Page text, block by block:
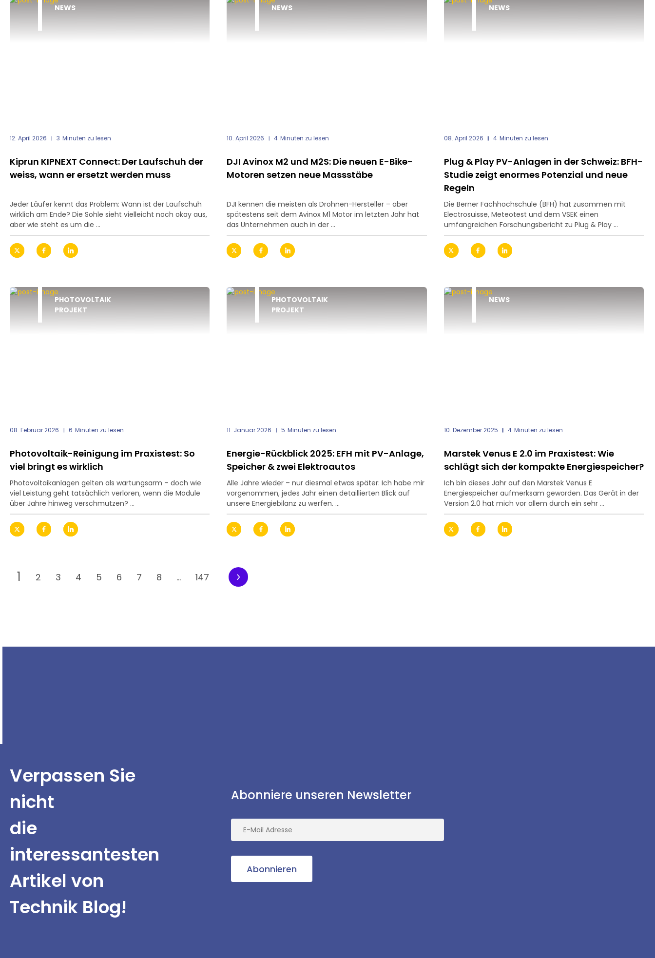
NEWS
12. April 2026 3 Minuten zu lesen
Kiprun KIPNEXT Connect: Der Laufschuh der
weiss, wann er ersetzt werden muss
Jeder Läufer kennt das Problem: Wann ist der Laufschuh
wirklich am Ende? Die Sohle sieht vielleicht noch okay aus,
aber wie steht es um die ...
NEWS
10. April 2026 4 Minuten zu lesen
DJI Avinox M2 und M2S: Die neuen E-Bike-
Motoren setzen neue Massstäbe
DJI kennen die meisten als Drohnen-Hersteller – aber
spätestens seit dem Avinox M1 Motor im letzten Jahr hat
das Unternehmen auch in der ...
NEWS
08. April 2026 4 Minuten zu lesen
Plug & Play PV-Anlagen in der Schweiz: BFH-
Studie zeigt enormes Potenzial und neue
Regeln
Die Berner Fachhochschule (BFH) hat zusammen mit
Electrosuisse, Meteotest und dem VSEK einen
umfangreichen Forschungsbericht zu Plug & Play ...
PHOTOVOLTAIK
PROJEKT
08. Februar 2026 6 Minuten zu lesen
Photovoltaik-Reinigung im Praxistest: So
viel bringt es wirklich
Photovoltaikanlagen gelten als wartungsarm – doch wie
viel Leistung geht tatsächlich verloren, wenn die Module
über Jahre hinweg verschmutzen? ...
PHOTOVOLTAIK
PROJEKT
11. Januar 2026 5 Minuten zu lesen
Energie-Rückblick 2025: EFH mit PV-Anlage,
Speicher & zwei Elektroautos
Alle Jahre wieder – nur diesmal etwas später: Ich habe mir
vorgenommen, jedes Jahr einen detaillierten Blick auf
unsere Energiebilanz zu werfen. ...
NEWS
10. Dezember 2025 4 Minuten zu lesen
Marstek Venus E 2.0 im Praxistest: Wie
schlägt sich der kompakte Energiespeicher?
Ich bin dieses Jahr auf den Marstek Venus E
Energiespeicher aufmerksam geworden. Das Gerät in der
Version 2.0 hat mich vor allem durch ein sehr ...
1 2 3 4 5 6 7 8 ... 147
Verpassen Sie
nicht
die
interessantesten
Artikel von
Technik Blog!
Abonniere unseren Newsletter
Abonnieren